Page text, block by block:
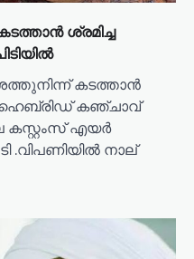
ശ്രമിച്ച
കടത്താൻ
ഹൈബ്രിഡ് കഞ്ചാവ്
കസ്റ്റംസ് എയർ
.വിപണിയിൽ നാല്